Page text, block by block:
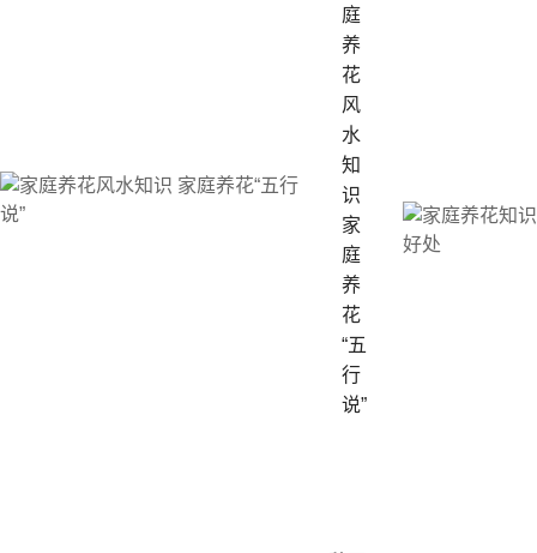
庭
养
花
风
水
知
识
家
庭
养
花
“五
行
说”